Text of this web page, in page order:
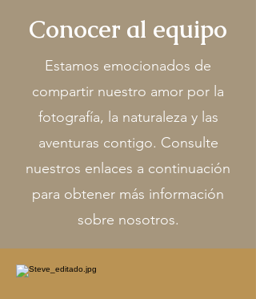
Conocer al equipo
Estamos emocionados de
compartir nuestro amor por la
fotografía, la naturaleza y las
aventuras contigo. Consulte
nuestros enlaces a continuación
para obtener más información
sobre nosotros.